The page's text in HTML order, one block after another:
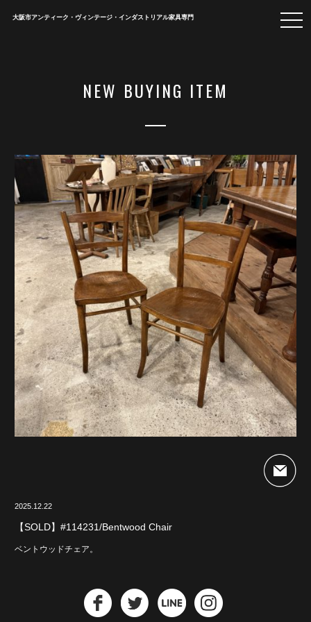
大阪市アンティーク・ヴィンテージ・インダストリアル家具専門
NEW BUYING ITEM
2025.12.22
【SOLD】#114231/Bentwood Chair
ベントウッドチェア。